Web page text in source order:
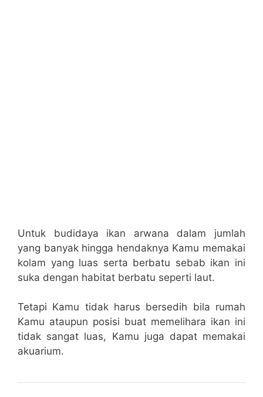
Untuk budidaya ikan arwana dalam jumlah
yang banyak hingga hendaknya Kamu memakai
kolam yang luas serta berbatu sebab ikan ini
suka dengan habitat berbatu seperti laut.
Tetapi Kamu tidak harus bersedih bila rumah
Kamu ataupun posisi buat memelihara ikan ini
tidak sangat luas, Kamu juga dapat memakai
akuarium.